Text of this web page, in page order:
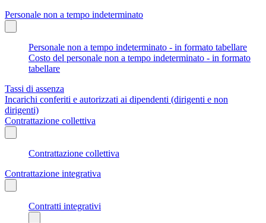
Personale non a tempo indeterminato
Personale non a tempo indeterminato - in formato tabellare
Costo del personale non a tempo indeterminato - in formato
tabellare
Tassi di assenza
Incarichi conferiti e autorizzati ai dipendenti (dirigenti e non
dirigenti)
Contrattazione collettiva
Contrattazione collettiva
Contrattazione integrativa
Contratti integrativi